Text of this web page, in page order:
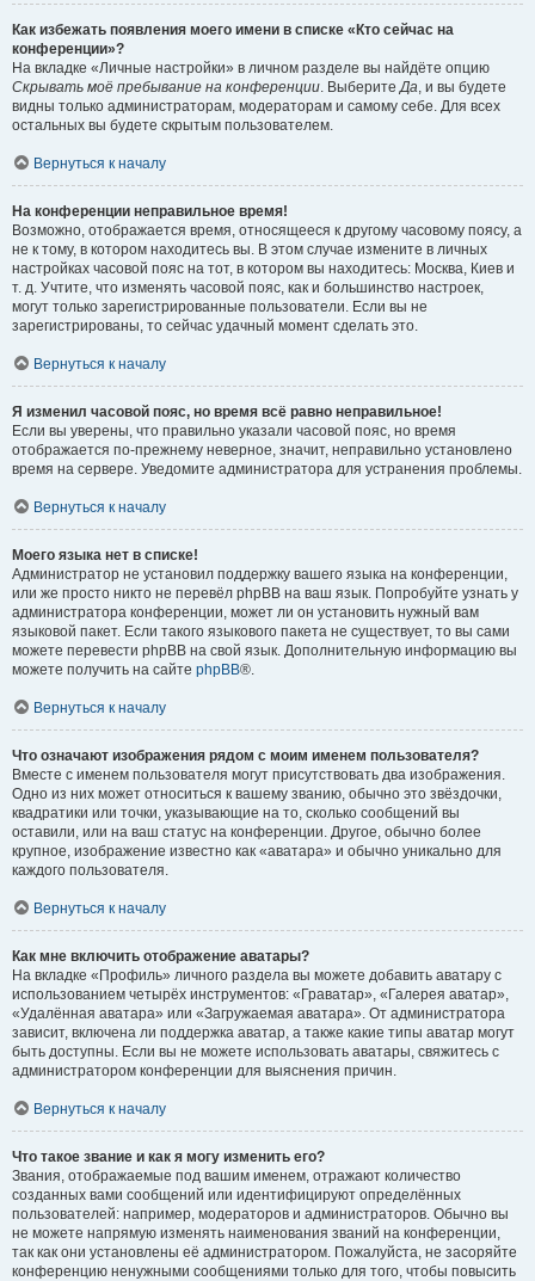
Как избежать появления моего имени в списке «Кто сейчас на
конференции»?
На вкладке «Личные настройки» в личном разделе вы найдёте опцию
Скрывать моё пребывание на конференции. ВыберитеДа, и вы будете
видны только администраторам, модераторам и самому себе. Для всех
остальных вы будете скрытым пользователем.
Вернуться к началу
На конференции неправильное время!
Возможно, отображается время, относящееся к другому часовому поясу, а
не к тому, в котором находитесь вы. В этом случае измените в личных
настройках часовой пояс на тот, в котором вы находитесь: Москва, Киев и
т. д. Учтите, что изменять часовой пояс, как и большинство настроек,
могут только зарегистрированные пользователи. Если вы не
зарегистрированы, то сейчас удачный момент сделать это.
Вернуться к началу
Я изменил часовой пояс, но время всё равно неправильное!
Если вы уверены, что правильно указали часовой пояс, но время
отображается по-прежнему неверное, значит, неправильно установлено
время на сервере. Уведомите администратора для устранения проблемы.
Вернуться к началу
Моего языка нет в списке!
Администратор не установил поддержку вашего языка на конференции,
или же просто никто не перевёл phpBB на ваш язык. Попробуйте узнать у
администратора конференции, может ли он установить нужный вам
языковой пакет. Если такого языкового пакета не существует, то вы сами
можете перевести phpBB на свой язык. Дополнительную информацию вы
можете получить на сайте phpBB®.
Вернуться к началу
Что означают изображения рядом с моим именем пользователя?
Вместе с именем пользователя могут присутствовать два изображения.
Одно из них может относиться к вашему званию, обычно это звёздочки,
квадратики или точки, указывающие на то, сколько сообщений вы
оставили, или на ваш статус на конференции. Другое, обычно более
крупное, изображение известно как «аватара» и обычно уникально для
каждого пользователя.
Вернуться к началу
Как мне включить отображение аватары?
На вкладке «Профиль» личного раздела вы можете добавить аватару с
использованием четырёх инструментов: «Граватар», «Галерея аватар»,
«Удалённая аватара» или «Загружаемая аватара». От администратора
зависит, включена ли поддержка аватар, а также какие типы аватар могут
быть доступны. Если вы не можете использовать аватары, свяжитесь с
администратором конференции для выяснения причин.
Вернуться к началу
Что такое звание и как я могу изменить его?
Звания, отображаемые под вашим именем, отражают количество
созданных вами сообщений или идентифицируют определённых
пользователей: например, модераторов и администраторов. Обычно вы
не можете напрямую изменять наименования званий на конференции,
так как они установлены её администратором. Пожалуйста, не засоряйте
конференцию ненужными сообщениями только для того, чтобы повысить